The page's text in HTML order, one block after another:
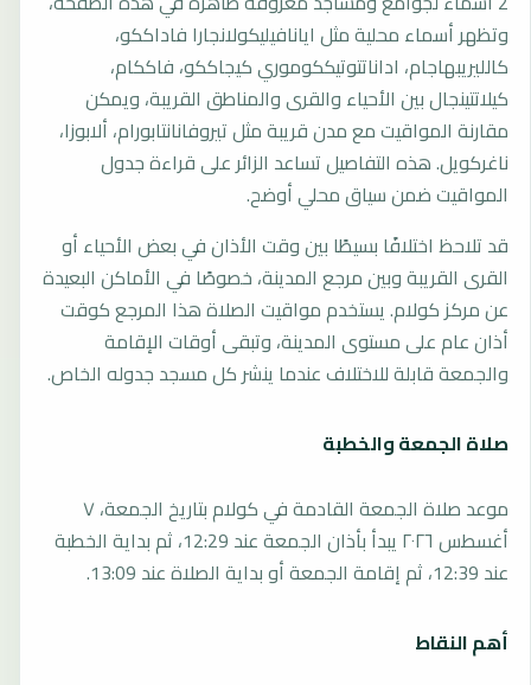
وتظهر أسماء محلية مثل ايانافيليكولانجارا فاداككو،
كالليريبهاجام، اداناتتوتيككوموري كيجاككو، فاككام،
كيلاتتينجال بين الأحياء والقرى والمناطق القريبة، ويمكن
مقارنة المواقيت مع مدن قريبة مثل تيروفانانتابورام، ألابوزا،
ناغركويل. هذه التفاصيل تساعد الزائر على قراءة جدول
المواقيت ضمن سياق محلي أوضح.
قد تلاحظ اختلافًا بسيطًا بين وقت الأذان في بعض الأحياء أو
القرى القريبة وبين مرجع المدينة، خصوصًا في الأماكن البعيدة
عن مركز كولام. يستخدم مواقيت الصلاة هذا المرجع كوقت
أذان عام على مستوى المدينة، وتبقى أوقات الإقامة
والجمعة قابلة للاختلاف عندما ينشر كل مسجد جدوله الخاص.
صلاة الجمعة والخطبة
موعد صلاة الجمعة القادمة في كولام بتاريخ الجمعة، ٧
أغسطس ٢٠٢٦ يبدأ بأذان الجمعة عند 12:29، ثم بداية الخطبة
عند 12:39، ثم إقامة الجمعة أو بداية الصلاة عند 13:09.
أهم النقاط